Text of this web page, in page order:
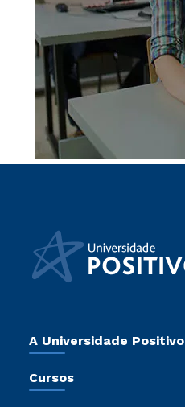
A Universidade Positivo
Sala de Imprensa
Cursos